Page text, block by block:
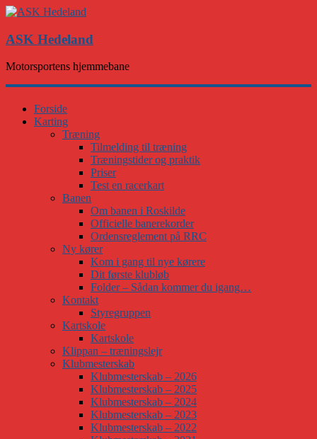
ASK Hedeland
Motorsportens hjemmebane
Forside
Karting
Træning
Tilmelding til træning
Træningstider og praktik
Priser
Test en racerkart
Banen
Om banen i Roskilde
Officielle banerekorder
Ordensreglement på RRC
Ny kører
Kom i gang til nye kørere
Dit første klubløb
Folder – Sådan kommer du igang…
Kontakt
Styregruppen
Kartskole
Kartskole
Klippan – træningslejr
Klubmesterskab
Klubmesterskab – 2026
Klubmesterskab – 2025
Klubmesterskab – 2024
Klubmesterskab – 2023
Klubmesterskab – 2022